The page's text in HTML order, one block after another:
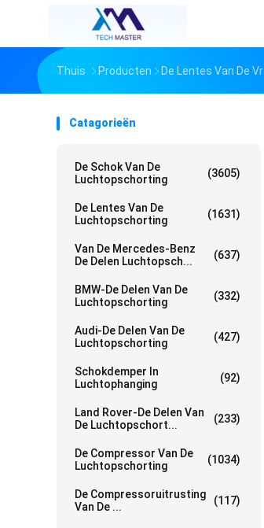
Thuis Producten De Lentes Van De
Catagorieën
De Schok Van De
Luchtopschorting
(3605)
De Lentes Van De
Luchtopschorting
(1631)
Van De Mercedes-Benz
De Delen Luchtopsch...
(637)
BMW-De Delen Van De
Luchtopschorting
(332)
Audi-De Delen Van De
Luchtopschorting
(427)
Schokdemper In
Luchtophanging
(92)
Land Rover-De Delen Van
De Luchtopschort...
(233)
De Compressor Van De
Luchtopschorting
(1034)
De Compressoruitrusting
Van De ...
(117)